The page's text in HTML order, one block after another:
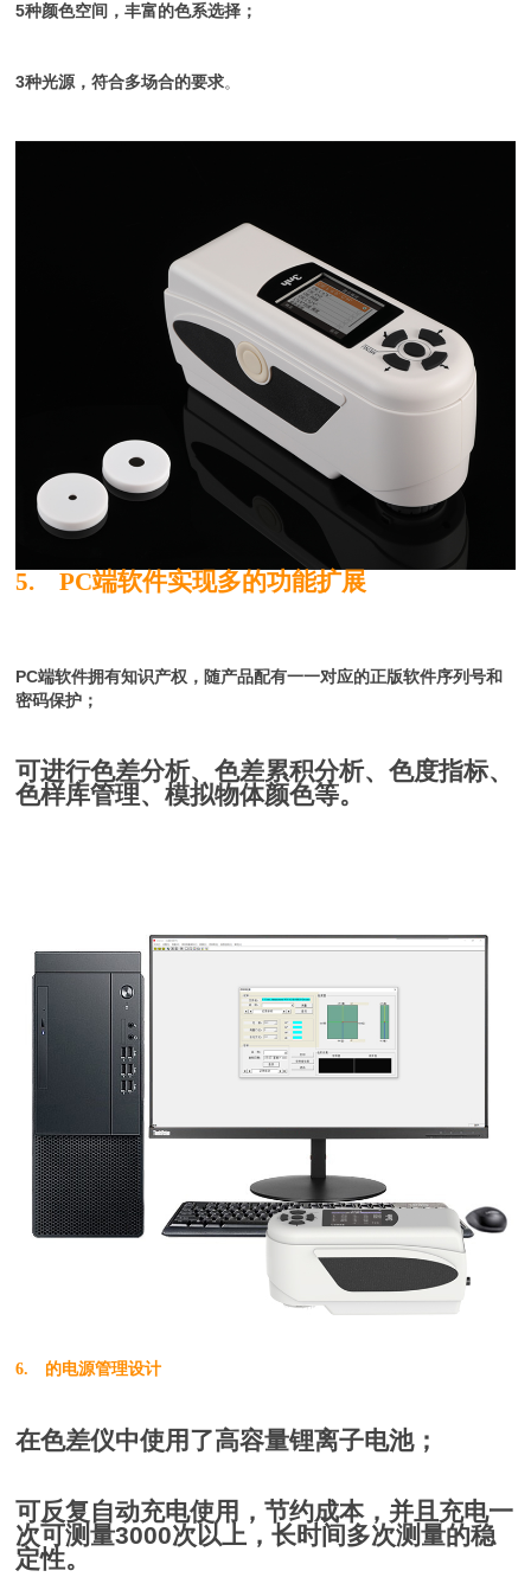
5种颜色空间，丰富的色系选择；
3种光源，符合多场合的要求。
5. PC端软件实现多的功能扩展
PC端软件拥有知识产权，随产品配有一一对应的正版软件序列号和
密码保护；
可进行色差分析、色差累积分析、色度指标、
色样库管理、模拟物体颜色等。
6. 的电源管理设计
在色差仪中使用了高容量锂离子电池；
可反复自动充电使用，节约成本，并且充电一
次可测量3000次以上，长时间多次测量的稳
定性。